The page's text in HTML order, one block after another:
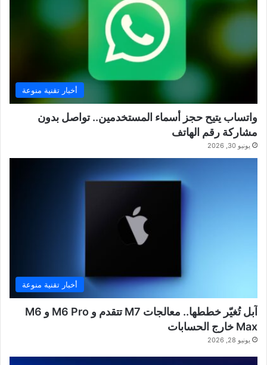
أخبار تقنية منوعة
واتساب يتيح حجز أسماء المستخدمين.. تواصل بدون
مشاركة رقم الهاتف
يونيو 30, 2026
أخبار تقنية منوعة
آبل تُغيّر خططها.. معالجات M7 تتقدم و M6 Pro و M6
Max خارج الحسابات
يونيو 28, 2026